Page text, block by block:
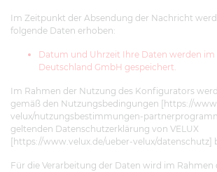
Im Zeitpunkt der Absendung der Nachricht
folgende Daten erhoben:
Datum und Uhrzeit Ihre Daten werden im
Deutschland GmbH gespeichert.
Im Rahmen der Nutzung des Konfigurators
gemäß den Nutzungsbedingungen [https://
velux/nutzungsbestimmungen-
geltenden Datenschutzerklärung von VELUX
[https://www.velux.de/ueber-velux/datenschutz]
Für die Verarbeitung der Daten wird im Rahmen